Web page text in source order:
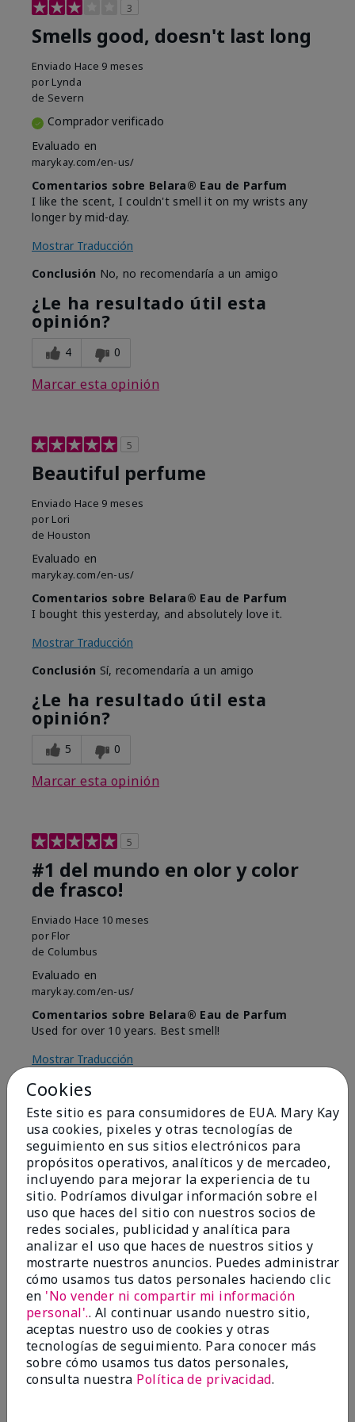
3
Smells good, doesn't last long
Enviado Hace 9 meses
por Lynda
de Severn
Comprador verificado
Evaluado en
marykay.com/en-us/
Comentarios sobre Belara® Eau de Parfum
I like the scent, I couldn't smell it on my wrists any
longer by mid-day.
Mostrar Traducción
Conclusión No, no recomendaría a un amigo
¿Le ha resultado útil esta
opinión?
4 0
Marcar esta opinión
5
Beautiful perfume
Enviado Hace 9 meses
por Lori
de Houston
Evaluado en
marykay.com/en-us/
Comentarios sobre Belara® Eau de Parfum
I bought this yesterday, and absolutely love it.
Mostrar Traducción
Conclusión Sí, recomendaría a un amigo
¿Le ha resultado útil esta
opinión?
5 0
Marcar esta opinión
5
#1 del mundo en olor y color
de frasco!
Enviado Hace 10 meses
por Flor
de Columbus
Evaluado en
marykay.com/en-us/
Comentarios sobre Belara® Eau de Parfum
Used for over 10 years. Best smell!
Mostrar Traducción
Conclusión
¿Le ha resultado útil esta
opinión?
4 0
Marcar esta opinión
5
Kristen
EnviadoHace 10 meses
por Jennifer
de MECHANCSBRG
Comprador verificado
Cookies
Este sitio es para consumidores de EUA. Mary Kay
usa cookies, pixeles y otras tecnologías de
seguimiento en sus sitios electrónicos para
propósitos operativos, analíticos y de mercadeo,
incluyendo para mejorar la experiencia de tu
sitio. Podríamos divulgar información sobre el
uso que haces del sitio con nuestros socios de
redes sociales, publicidad y analítica para
analizar el uso que haces de nuestros sitios y
mostrarte nuestros anuncios. Puedes administrar
cómo usamos tus datos personales haciendo clic
en 'No vender ni compartir mi información
personal'.. Al continuar usando nuestro sitio,
aceptas nuestro uso de cookies y otras
tecnologías de seguimiento. Para conocer más
sobre cómo usamos tus datos personales,
consulta nuestra Política de privacidad.